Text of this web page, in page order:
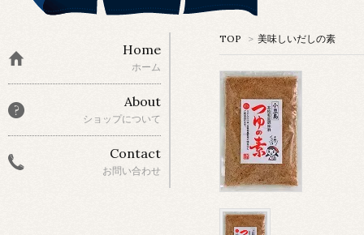
TOP > 美味しいだしの素
Home
ホーム
About
ショップについて
Contact
お問い合わせ